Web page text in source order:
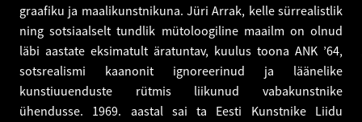
graafiku ja maalikunstnikuna. Jüri Arrak, kelle sürrealistlik
ning sotsiaalselt tundlik mütoloogiline maailm on olnud
läbi aastate eksimatult äratuntav, kuulus toona ANK ’64,
sotsrealismi kaanonit ignoreerinud ja läänelike
kunstiuuenduste rütmis liikunud vabakunstnike
ühendusse. 1969. aastal sai ta Eesti Kunstnike Liidu